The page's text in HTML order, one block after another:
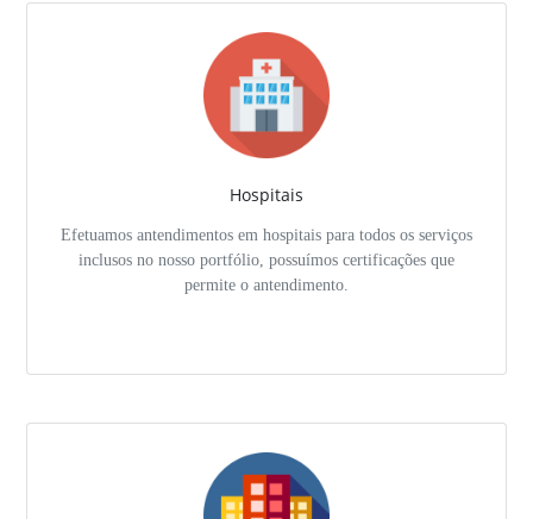
Hospitais
Efetuamos antendimentos em hospitais para todos os serviços
inclusos no nosso portfólio, possuímos certificações que
permite o antendimento.